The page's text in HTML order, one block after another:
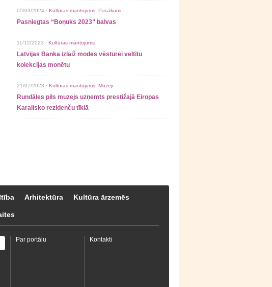
05/03/2024 · Kultūras mantojums Pasākumi
Pasniegtas “Boņuks 2023” balvas
11/12/2023 · Kultūras mantojums
Latvijas Banka izlaiž modes vēsturei veltītu
kolekcijas monētu
21/07/2023 · Kultūras mantojums Muzeji
Rundāles pils muzejs uzņemts prestižajā Eiropas
Karalisko rezidenču tīklā
Arhitektūra Kultūra ārzemēs
Par portālu Kontakti